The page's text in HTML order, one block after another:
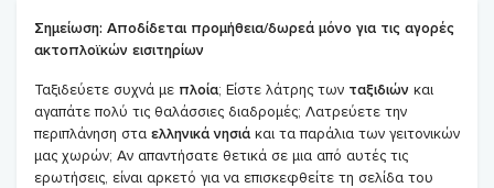
Σημείωση: Αποδίδεται προμήθεια/δωρεά μόνο για τις αγορές
ακτοπλοϊκών εισιτηρίων
Ταξιδεύετε συχνά με πλοία; Είστε λάτρης των ταξιδιών και
αγαπάτε πολύ τις θαλάσσιες διαδρομές; Λατρεύετε την
περιπλάνηση στα ελληνικά νησιά και τα παράλια των γειτονικών
μας χωρών; Αν απαντήσατε θετικά σε μια από αυτές τις
ερωτήσεις, είναι αρκετό για να επισκεφθείτε τη σελίδα του